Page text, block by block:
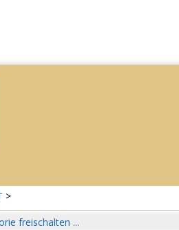
>
freischalten ...